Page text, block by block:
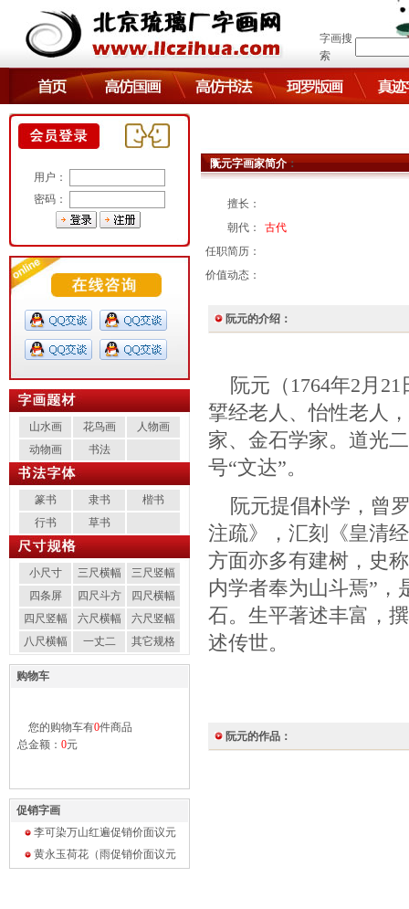
字画搜
索
用户：
密码：
山水画 花鸟画
人物画
动物画
书法
篆书 隶书
楷书
行书
草书
小尺寸 三尺横幅
三尺竖幅
四条屏
四尺斗方
四尺横幅
四尺竖幅
六尺横幅
六尺竖幅
八尺横幅
一丈二 其它规格
购物车
您的购物车有0件商品
总金额： 0元
促销字画
李可染万山红遍促销价面议元
黄永玉荷花（雨促销价面议元
阮元字画家简介：
擅长：
朝代：
古代
任职简历：
价值动态：
阮元的介绍：
阮元（1764年2月21
揅经老人、怡性老人
家、金石学家。道光
号“文达”。
阮元提倡朴学，曾
注疏》，汇刻《皇清
方面亦多有建树，史
内学者奉为山斗焉”
石。生平著述丰富，
述传世。
阮元的作品：